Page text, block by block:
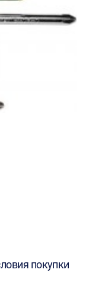
покупки